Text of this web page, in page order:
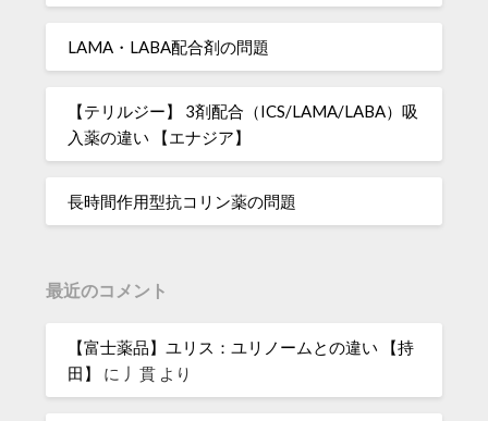
LAMA・LABA配合剤の問題
【テリルジー】 3剤配合（ICS/LAMA/LABA）吸
入薬の違い 【エナジア】
長時間作用型抗コリン薬の問題
最近のコメント
【富士薬品】ユリス：ユリノームとの違い 【持
田】
に 丿貫 より